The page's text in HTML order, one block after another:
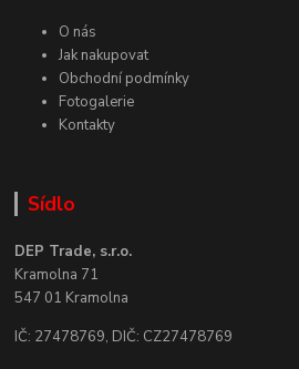
O nás
Jak nakupovat
Obchodní podmínky
Fotogalerie
Kontakty
Sídlo
DEP Trade, s.r.o.
Kramolna 71
547 01 Kramolna
IČ: 27478769, DIČ: CZ27478769